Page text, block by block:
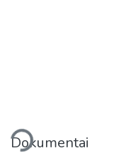
Dokumentai